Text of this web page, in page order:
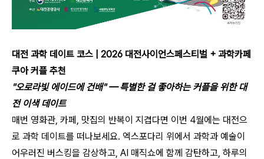
대전 과학 데이트 코스 | 2026 대전사이언스페스티벌 + 과학카페
쿠아 커플 추천
"오로라빛 에이드에 건배" — 특별한 걸 좋아하는 커플을 위한 대
전 이색 데이트
매번 영화관, 카페, 맛집의 반복이 지겹다면 이번 4월에는 대전으
로 과학 데이트를 떠나보세요. 엑스포다리 위에서 과학과 예술이
어우러진 버스킹을 감상하고, AI 매직쇼에 함께 감탄하고, 하루의